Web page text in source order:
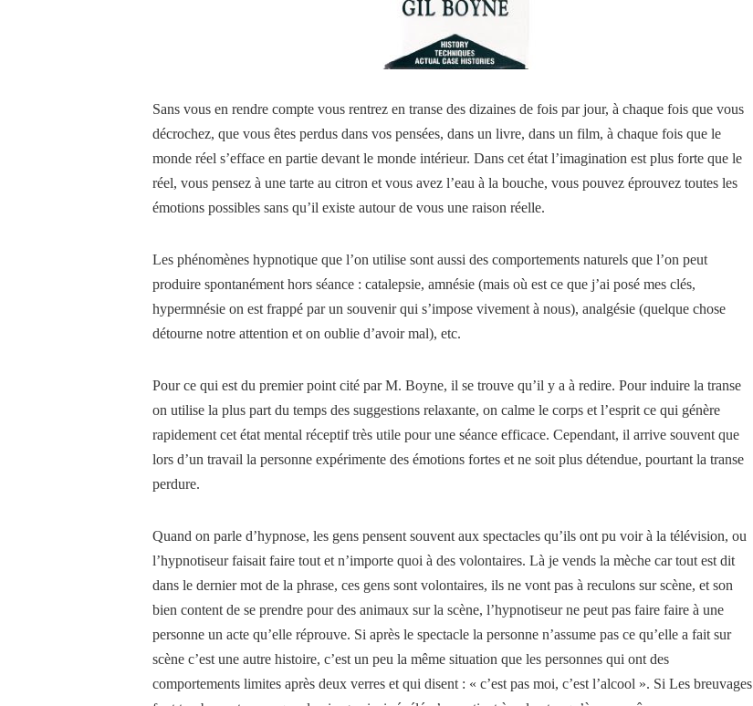
Sans vous en rendre compte vous rentrez en transe des dizaines de fois par jour, à chaque fois que vous
décrochez, que vous êtes perdus dans vos pensées, dans un livre, dans un film, à chaque fois que le
monde réel s’efface en partie devant le monde intérieur. Dans cet état l’imagination est plus forte que le
réel, vous pensez à une tarte au citron et vous avez l’eau à la bouche, vous pouvez éprouvez toutes les
émotions possibles sans qu’il existe autour de vous une raison réelle.
Les phénomènes hypnotique que l’on utilise sont aussi des comportements naturels que l’on peut
produire spontanément hors séance : catalepsie, amnésie (mais où est ce que j’ai posé mes clés,
hypermnésie on est frappé par un souvenir qui s’impose vivement à nous), analgésie (quelque chose
détourne notre attention et on oublie d’avoir mal), etc.
Pour ce qui est du premier point cité par M. Boyne, il se trouve qu’il y a à redire. Pour induire la transe
on utilise la plus part du temps des suggestions relaxante, on calme le corps et l’esprit ce qui génère
rapidement cet état mental réceptif très utile pour une séance efficace. Cependant, il arrive souvent que
lors d’un travail la personne expérimente des émotions fortes et ne soit plus détendue, pourtant la transe
perdure.
Quand on parle d’hypnose, les gens pensent souvent aux spectacles qu’ils ont pu voir à la télévision, ou
l’hypnotiseur faisait faire tout et n’importe quoi à des volontaires. Là je vends la mèche car tout est dit
dans le dernier mot de la phrase, ces gens sont volontaires, ils ne vont pas à reculons sur scène, et son
bien content de se prendre pour des animaux sur la scène, l’hypnotiseur ne peut pas faire faire à une
personne un acte qu’elle réprouve. Si après le spectacle la personne n’assume pas ce qu’elle a fait sur
scène c’est une autre histoire, c’est un peu la même situation que les personnes qui ont des
comportements limites après deux verres et qui disent : « c’est pas moi, c’est l’alcool ». Si Les breuvages